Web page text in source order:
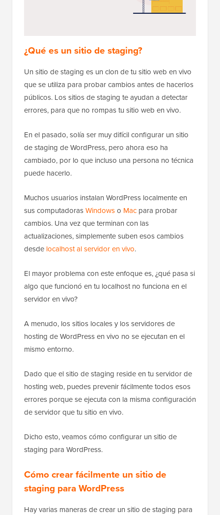
¿Qué es un sitio de staging?
Un sitio de staging es un clon de tu sitio web en vivo
que se utiliza para probar cambios antes de hacerlos
públicos. Los sitios de staging te ayudan a detectar
errores, para que no rompas tu sitio web en vivo.
En el pasado, solía ser muy difícil configurar un sitio
de staging de WordPress, pero ahora eso ha
cambiado, por lo que incluso una persona no técnica
puede hacerlo.
Muchos usuarios instalan WordPress localmente en
sus computadorasWindowso Mac para probar
cambios. Una vez que terminan con las
actualizaciones, simplemente suben esos cambios
desde localhost al servidor en vivo.
El mayor problema con este enfoque es, ¿qué pasa si
algo que funcionó en tu localhost no funciona en el
servidor en vivo?
A menudo, los sitios locales y los servidores de
hosting de WordPress en vivo no se ejecutan en el
mismo entorno.
Dado que el sitio de staging reside en tu servidor de
hosting web, puedes prevenir fácilmente todos esos
errores porque se ejecuta con la misma configuración
de servidor que tu sitio en vivo.
Dicho esto, veamos cómo configurar un sitio de
staging para WordPress.
Cómo crear fácilmente un sitio de
staging para WordPress
Hay varias maneras de crear un sitio de staging para